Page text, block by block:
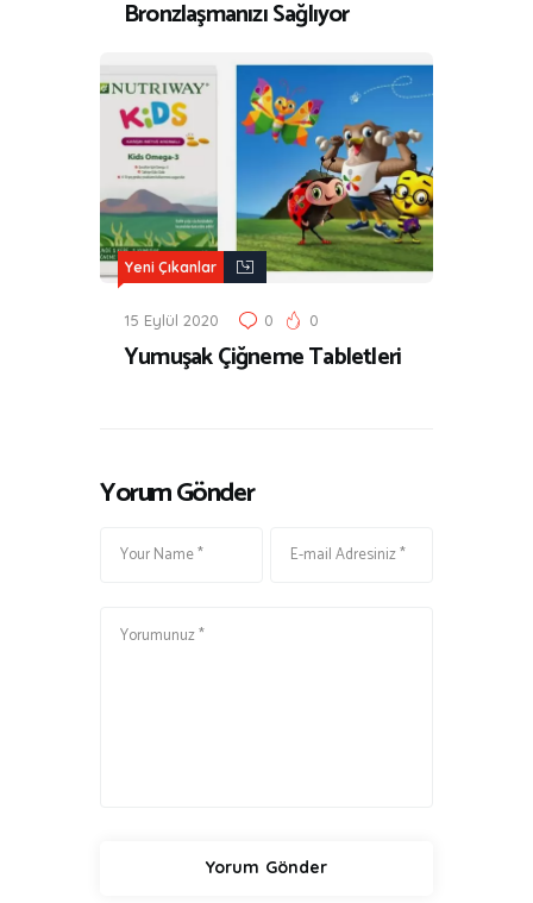
Bronzlaşmanızı Sağlıyor
Yeni Çıkanlar
15 Eylül 2020 0 0
Yumuşak Çiğneme Tabletleri
Yorum Gönder